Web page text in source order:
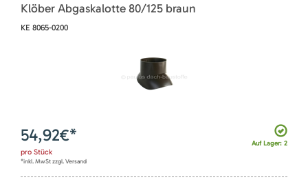
Klöber Abgaskalotte 80/125 braun
KE 8065-0200
Auf Lager: 2
54,92€*
pro Stück
*inkl. MwSt zzgl. Versand